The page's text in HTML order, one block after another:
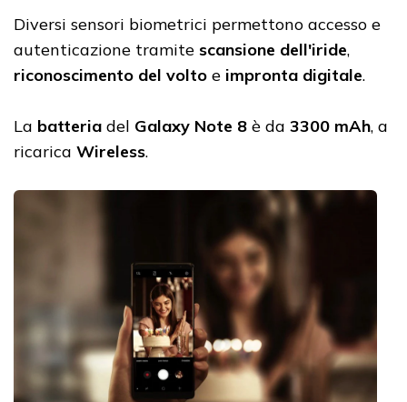
Diversi sensori biometrici permettono accesso e
autenticazione tramite scansione dell'iride,
riconoscimento del volto e impronta digitale.
La batteria del Galaxy Note 8 è da 3300 mAh, a
ricarica Wireless.